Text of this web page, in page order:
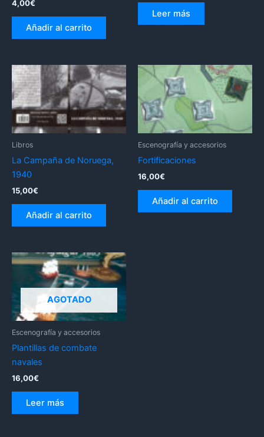
4,00€
Añadir al carrito
Leer más
Libros
La Campaña de Noruega,
1940
15,00€
Añadir al carrito
Escenografía y accesorios
Fortificaciones
16,00€
Añadir al carrito
AGOTADO
Escenografía y accesorios
Plantillas de combate
navales
16,00€
Leer más